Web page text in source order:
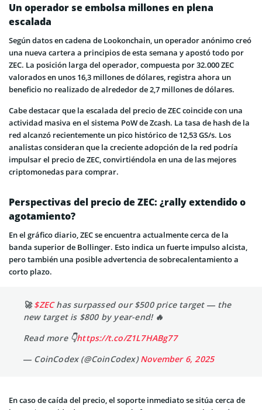
Un operador se embolsa millones en plena
escalada
Según datos en cadena de Lookonchain, un operador anónimo creó
una nueva cartera a principios de esta semana y apostó todo por
ZEC. La posición larga del operador, compuesta por 32.000 ZEC
valorados en unos 16,3 millones de dólares, registra ahora un
beneficio no realizado de alrededor de 2,7 millones de dólares.
Cabe destacar que la escalada del precio de ZEC coincide con una
actividad masiva en el sistema PoW de Zcash. La tasa de hash de la
red alcanzó recientemente un pico histórico de 12,53 GS/s. Los
analistas consideran que la creciente adopción de la red podría
impulsar el precio de ZEC, convirtiéndola en una de las mejores
criptomonedas para comprar.
Perspectivas del precio de ZEC: ¿rally extendido o
agotamiento?
En el gráfico diario, ZEC se encuentra actualmente cerca de la
banda superior de Bollinger. Esto indica un fuerte impulso alcista,
pero también una posible advertencia de sobrecalentamiento a
corto plazo.
🚀$ZEChas surpassed our $500 price target — the
new target is $800 by year-end! 🔥
Read more 👇https://t.co/Z1L7HABg77
— CoinCodex (@CoinCodex)November 6, 2025
En caso de caída del precio, el soporte inmediato se sitúa cerca de